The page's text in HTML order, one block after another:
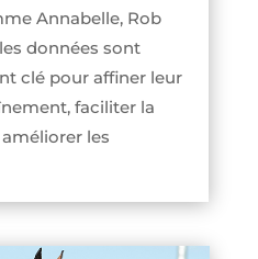
Annabelle, Rob
données sont
clé pour affiner leur
faciliter la
les